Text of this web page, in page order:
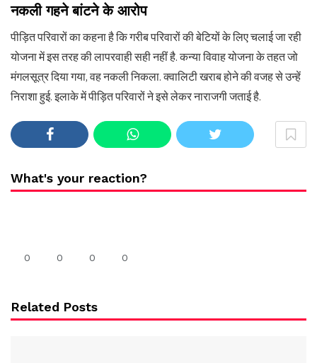
नकली गहने बांटने के आरोप
पीड़ित परिवारों का कहना है कि गरीब परिवारों की बेटियों के लिए चलाई जा रही
योजना में इस तरह की लापरवाही सही नहीं है. कन्या विवाह योजना के तहत जो
मंगलसूत्र दिया गया, वह नकली निकला. क्वालिटी खराब होने की वजह से उन्हें
निराशा हुई. इलाके में पीड़ित परिवारों ने इसे लेकर नाराजगी जताई है.
What's your reaction?
0 0 0 0
Related Posts